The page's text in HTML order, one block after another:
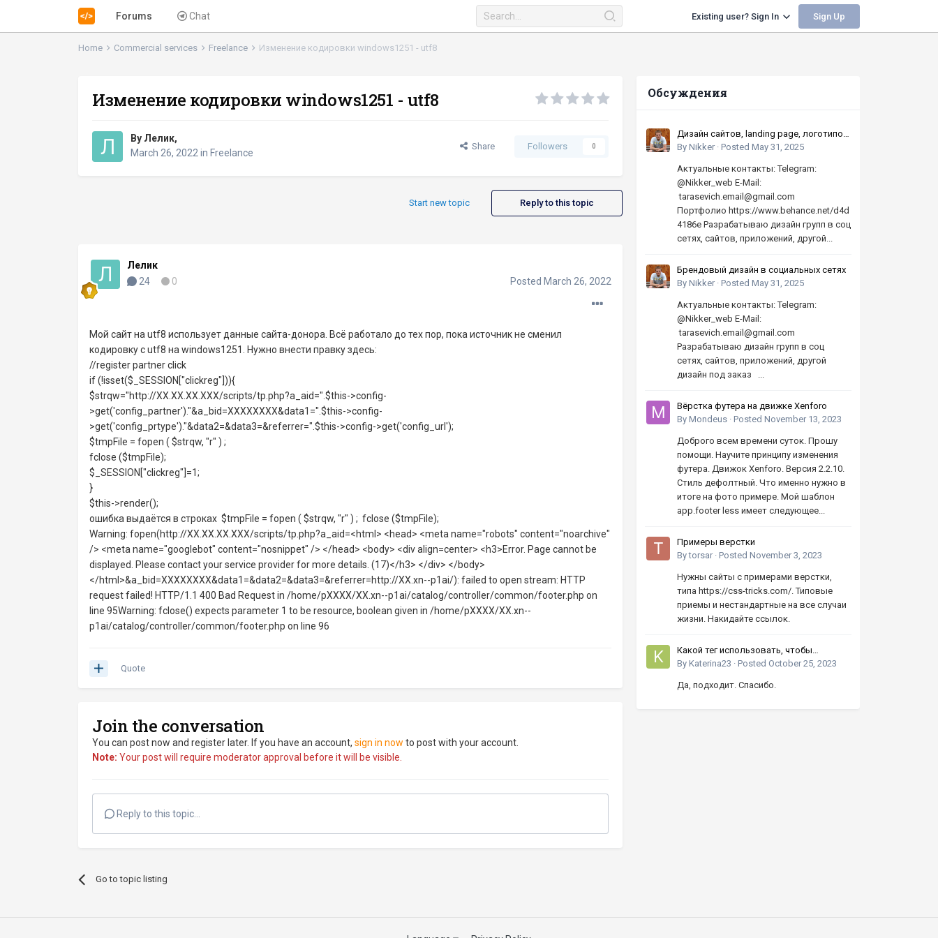
Forums Chat Existing user? Sign In Sign Up
Home Commercial services Freelance Изменение кодировки windows1251 - utf8
Изменение кодировки windows1251 - utf8
By Лелик,
March 26, 2022in Freelance
Share Followers 0
Reply to this topic
Start new topic
Лелик
24
0 Posted March 26, 2022
Мой сайт на utf8 использует данные сайта-донора. Всё работало до тех пор, пока источник не сменил
кодировку с utf8 на windows1251. Нужно внести правку здесь:
//register partner click
if (!isset($_SESSION["clickreg"])){
$strqw="http://XX.XX.XX.XXX/scripts/tp.php?a_aid=".$this->config-
>get('config_partner')."&a_bid=XXXXXXXX&data1=".$this->config-
>get('config_prtype')."&data2=&data3=&referrer=".$this->config->get('config_url');
$tmpFile = fopen ( $strqw, "r" ) ;
fclose ($tmpFile);
$_SESSION["clickreg"]=1;
}
$this->render();
ошибка выдаётся в строках $tmpFile = fopen ( $strqw, "r" ) ; fclose ($tmpFile);
Warning: fopen(http://XX.XX.XX.XXX/scripts/tp.php?a_aid=<html> <head> <meta name="robots" content="noarchive"
/> <meta name="googlebot" content="nosnippet" /> </head> <body> <div align=center> <h3>Error. Page cannot be
displayed. Please contact your service provider for more details. (17)</h3> </div> </body>
</html>&a_bid=XXXXXXXX&data1=&data2=&data3=&referrer=http://XX.xn--p1ai/): failed to open stream: HTTP
request failed! HTTP/1.1 400 Bad Request in /home/pXXXX/XX.xn--p1ai/catalog/controller/common/footer.php on
line 95Warning: fclose() expects parameter 1 to be resource, boolean given in /home/pXXXX/XX.xn--
p1ai/catalog/controller/common/footer.php on line 96
Quote
Join the conversation
You can post now and register later. If you have an account, sign in now to post with your account.
Note: Your post will require moderator approval before it will be visible.
Reply to this topic...
Go to topic listing
Обсуждения
Дизайн сайтов, landing page, логотипов,
баннеров, шапок | Высокое качество,
By Nikker · Posted May 31, 2025
Актуальные контакты: Telegram:
@Nikker_web E-Mail:
tarasevich.email@gmail.com
Портфолио https://www.behance.net/d4d
4186e Разрабатываю дизайн групп в соц
сетях, сайтов, приложений, другой...
Брендовый дизайн в социальных сетях
By Nikker · Posted May 31, 2025
Актуальные контакты: Telegram:
@Nikker_web E-Mail:
tarasevich.email@gmail.com
Разрабатываю дизайн групп в соц
сетях, сайтов, приложений, другой
дизайн под заказ ...
Вёрстка футера на движке Xenforo
By Mondeus · Posted November 13, 2023
Доброго всем времени суток. Прошу
помощи. Научите принципу изменения
футера. Движок Xenforo. Версия 2.2.10.
Стиль дефолтный. Что именно нужно в
итоге на фото примере. Мой шаблон
app.footer less имеет следующее...
Примеры верстки
Bytorsar · Posted November 3, 2023
Нужны сайты с примерами верстки,
типа https://css-tricks.com/. Типовые
приемы и нестандартные на все случаи
жизни. Накидайте ссылок.
Какой тег использовать, чтобы
увеличивать число кнопками вверх-
By Katerina23 · Posted October 25, 2023
Да, подходит. Спасибо.